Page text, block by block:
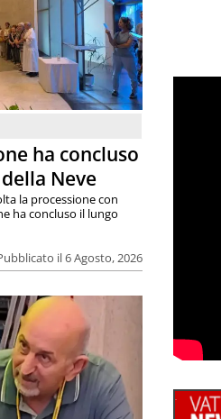
ha concluso
Neve
il 6 Agosto, 2026
la processione con
ha concluso il lungo